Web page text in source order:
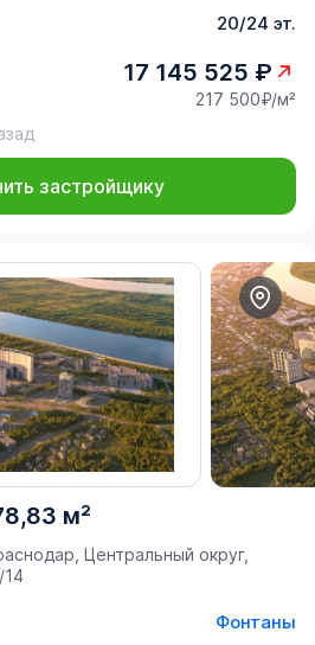
20/24 эт.
17 145 525 ₽
217 500₽/м²
застройщику
м²
Центральный округ,
Фонтаны